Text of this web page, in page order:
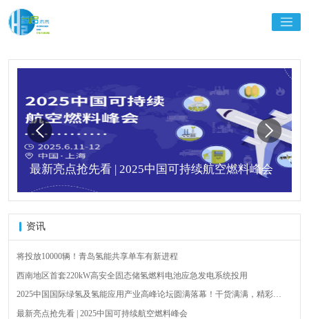
最新亮点抢先看 | 2025中国可持续航空燃料峰会
资讯
将投放10000辆！青岛氢能共享单车有新进程
西南地区首套220kW高安全固态储氢燃料电池应急发电系统投用
2025中国国际绿氢及氢能应用产业高峰论坛圆满落幕！干货满满，精彩瞬
最新亮点抢先看 | 2025中国可持续航空燃料峰会